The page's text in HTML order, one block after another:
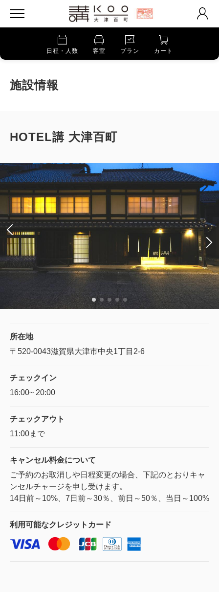
日程・人数 客室 プラン カート
施設情報
HOTEL講 大津百町
所在地
〒520-0043滋賀県大津市中央1丁目2-6
チェックイン
16:00~ 20:00
チェックアウト
11:00まで
キャンセル料金について
ご予約のお取消しや日程変更の場合、下記のとおりキャ
ンセルチャージを申し受けます。
14日前～10%、7日前～30％、前日～50％、当日～100%
利用可能なクレジットカード